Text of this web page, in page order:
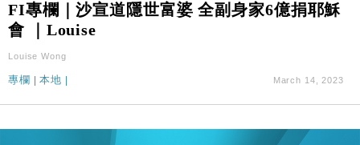
FI專欄｜沙宣道隱世富婆 全副身家6億捐耶穌
會 ｜Louise
Louise Wong
專欄 |本地 March 14, 2023